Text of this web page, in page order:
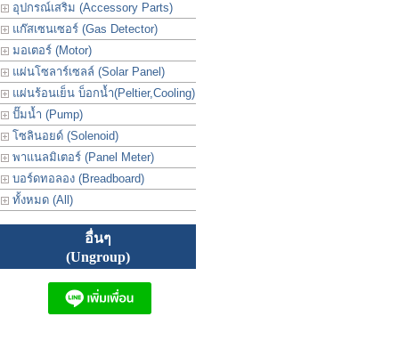
อุปกรณ์เสริม (Accessory Parts)
แก๊สเซนเซอร์ (Gas Detector)
มอเตอร์ (Motor)
แผ่นโซลาร์เซลล์ (Solar Panel)
แผ่นร้อนเย็น บ็อกน้ำ(Peltier,Cooling)
ปั๊มน้ำ (Pump)
โซลินอยด์ (Solenoid)
พาแนลมิเตอร์ (Panel Meter)
บอร์ดทอลอง (Breadboard)
ทั้งหมด (All)
อื่นๆ
(Ungroup)